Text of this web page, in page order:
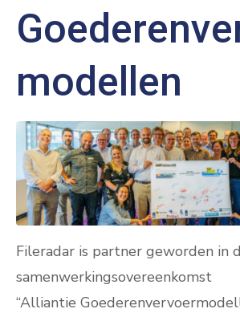
modellen
Fileradar is partner geworden in
samenwerkingsovereenkomst
“Alliantie